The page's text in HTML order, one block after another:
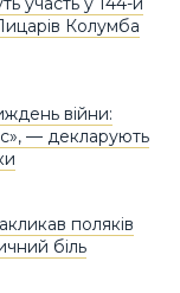
Колумба
війни:
— декларують
поляків
біль